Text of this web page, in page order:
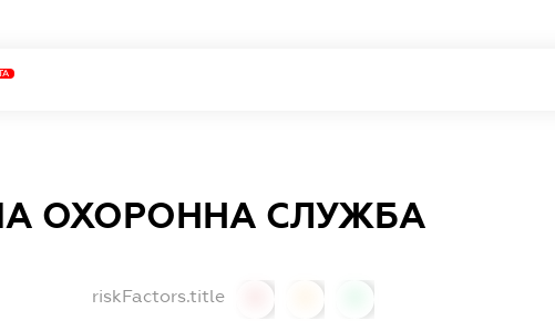
ОХОРОННА СЛУЖБА
riskFactors.title